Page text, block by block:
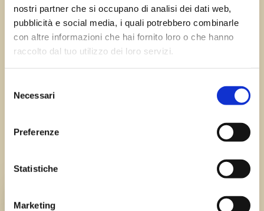
nostri partner che si occupano di analisi dei dati web,
pubblicità e social media, i quali potrebbero combinarle
con altre informazioni che hai fornito loro o che hanno
raccolto dal tuo utilizzo dei loro servizi.
delNecessari
Preferenze
Statistiche
Marketing
Errore:Modulo di contatto non trovato.
Chi siamo
TEAM